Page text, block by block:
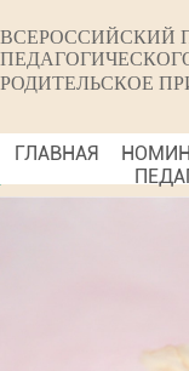
ВСЕРОССИЙСКИЙ
РОДИТЕЛЬСКОЕ
ГЛАВНАЯ